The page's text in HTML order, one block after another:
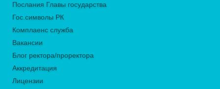
Послания Главы государства
Гос.символы РК
Комплаенс служба
Вакансии
Блог ректора/проректора
Аккредитация
Лицензии